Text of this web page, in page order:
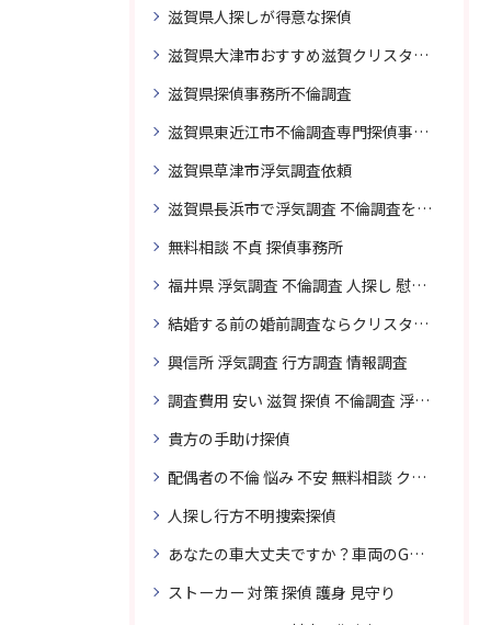
滋賀県人探しが得意な探偵
滋賀県大津市おすすめ滋賀クリスタル探偵事務所
滋賀県探偵事務所不倫調査
滋賀県東近江市不倫調査専門探偵事務所
滋賀県草津市浮気調査依頼
滋賀県長浜市で浮気調査 不倫調査を頼むなら
無料相談 不貞 探偵事務所
福井県 浮気調査 不倫調査 人探し 慰謝料 請求 裁判 相談 探偵 探偵事務所
結婚する前の婚前調査ならクリスタル探偵事務所へお問い合わせ
興信所 浮気調査 行方調査 情報調査
調査費用 安い 滋賀 探偵 不倫調査 浮気調査
貴方の手助け探偵
配偶者の不倫 悩み 不安 無料相談 クリスタル探偵事務所
人探し行方不明捜索探偵
あなたの車大丈夫ですか？車両のGPS捜索なら滋賀クリスタル探偵事務所
ストーカー 対策 探偵 護身 見守り